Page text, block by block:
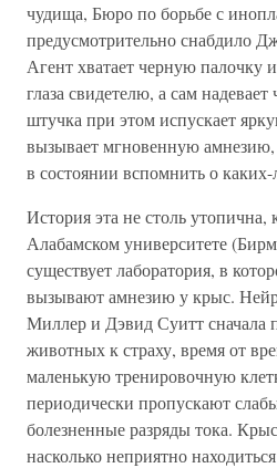
чудища, Бюро по борьбе с
предусмотрительно снабдило
Агент хватает черную палочку
глаза свидетелю, а сам
штучка при этом испускает
вызывает мгновенную
в состоянии вспомнить о
История эта не столь утопична,
Алабамском университете
существует лаборатория, в
вызывают амнезию у крыс.
Миллер и Дэвид Суитт
животных к страху, время от
маленькую тренировочную
периодически пропускают
болезненные разряды тока.
насколько неприятно